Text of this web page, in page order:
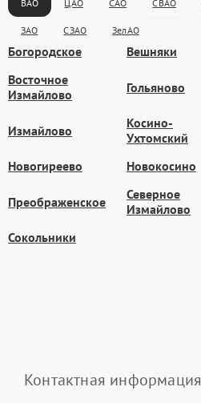
ВАО ЦАО САО СВАО
ЗАО СЗАО ЗелАО
Богородское Вешняки
Восточное
Измайлово
Гольяново
Измайлово
Косино-
Ухтомский
Новогиреево Новокосино
Преображенское
Северное
Измайлово
Сокольники
Контактная информация